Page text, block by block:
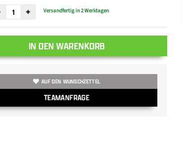
Versandfertig in 2 Werktagen
IN DEN WARENKORB
AUF DEN WUNSCHZETTEL
TEAMANFRAGE